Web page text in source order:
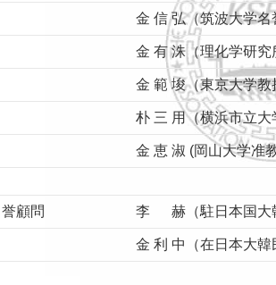
金 信 弘（筑波大学
金 有 洙（理化学研
金 範 埈（東京大学教
朴 三 用（横浜市立大
金 恵 淑 (岡山大学准
顧問 李 赫（駐日本国大
金 利 中（在日本大